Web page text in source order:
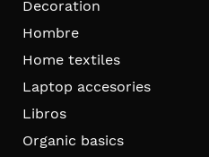
Decoration
Hombre
Home textiles
Laptop accesories
Libros
Organic basics